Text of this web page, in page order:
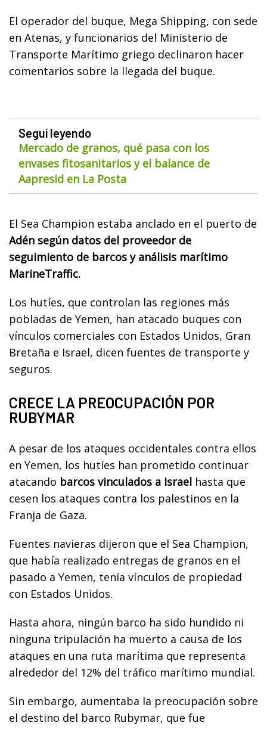
El operador del buque, Mega Shipping, con sede
en Atenas, y funcionarios del Ministerio de
Transporte Marítimo griego declinaron hacer
comentarios sobre la llegada del buque.
Seguí leyendo
Mercado de granos, qué pasa con los
envases fitosanitarios y el balance de
Aapresid en La Posta
El Sea Champion estaba anclado en el puerto de
Adén según datos del proveedor de
seguimiento de barcos y análisis marítimo
MarineTraffic.
Los hutíes, que controlan las regiones más
pobladas de Yemen, han atacado buques con
vínculos comerciales con Estados Unidos, Gran
Bretaña e Israel, dicen fuentes de transporte y
seguros.
CRECE LA PREOCUPACIÓN POR
RUBYMAR
A pesar de los ataques occidentales contra ellos
en Yemen, los hutíes han prometido continuar
atacando barcos vinculados a Israel hasta que
cesen los ataques contra los palestinos en la
Franja de Gaza.
Fuentes navieras dijeron que el Sea Champion,
que había realizado entregas de granos en el
pasado a Yemen, tenía vínculos de propiedad
con Estados Unidos.
Hasta ahora, ningún barco ha sido hundido ni
ninguna tripulación ha muerto a causa de los
ataques en una ruta marítima que representa
alrededor del 12% del tráfico marítimo mundial.
Sin embargo, aumentaba la preocupación sobre
el destino del barco Rubymar, que fue